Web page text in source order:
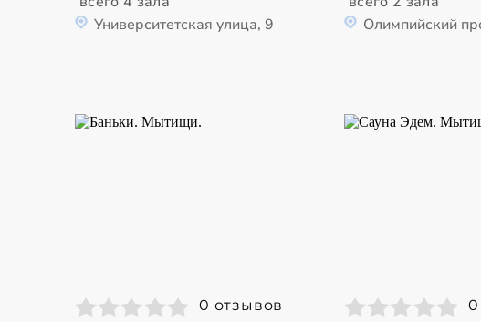
Университетская улица, 9
Олимпийский
0 отзывов 0